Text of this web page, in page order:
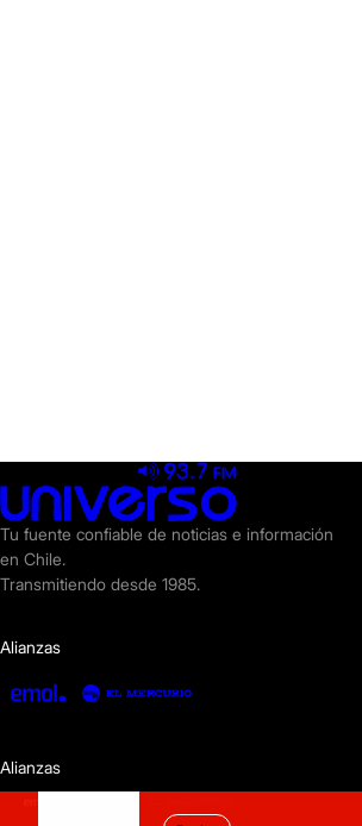
Tu fuente confiable de noticias e información
en Chile.
Transmitiendo desde 1985.
Alianzas
Alianzas